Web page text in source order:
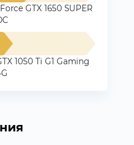
GTX 1650 SUPER
1050 Ti G1 Gaming